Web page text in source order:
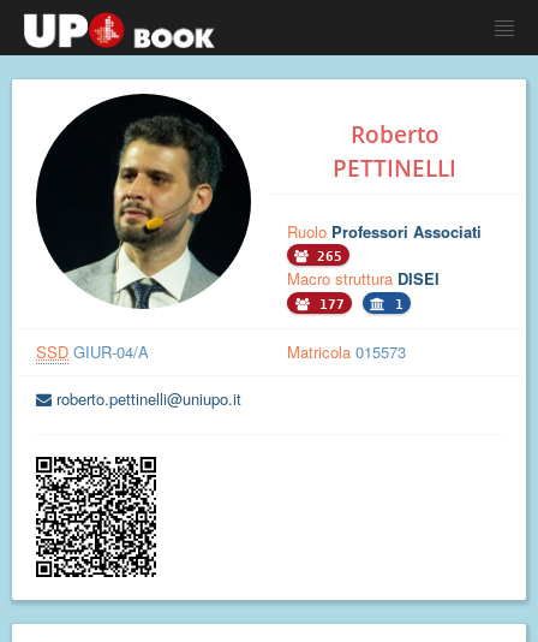
Roberto
PETTINELLI
Ruolo Professori Associati
265
Macro struttura DISEI
177 1
SSD GIUR-04/A Matricola 015573
roberto.pettinelli@uniupo.it